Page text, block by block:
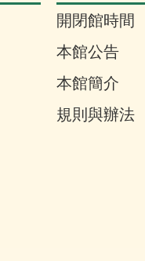
開閉館時間
本館公告
本館簡介
規則與辦法